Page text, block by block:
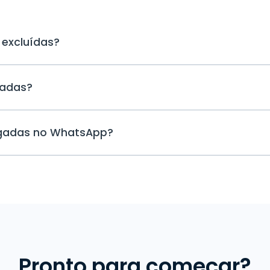
dispositivo que está sendo
backups do celular, caso eles existam.
seu próprio dispositivo ou de outro. No
importantes. Já para acessar os
no WhatsApp?